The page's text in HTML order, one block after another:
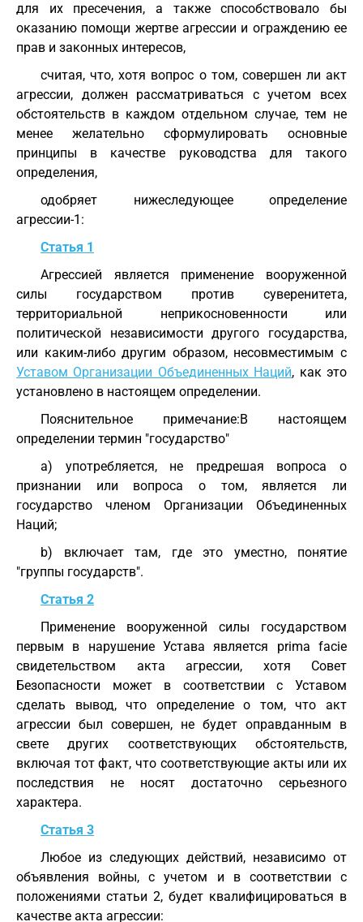
для их пресечения, а также способствовало бы
оказанию помощи жертве агрессии и ограждению ее
прав и законных интересов,
считая, что, хотя вопрос о том, совершен ли акт
агрессии, должен рассматриваться с учетом всех
обстоятельств в каждом отдельном случае, тем не
менее желательно сформулировать основные
принципы в качестве руководства для такого
определения,
одобряет нижеследующее определение
агрессии-1:
Статья 1
Агрессией является применение вооруженной
силы государством против суверенитета,
территориальной неприкосновенности или
политической независимости другого государства,
или каким-либо другим образом, несовместимым с
Уставом Организации Объединенных Наций, как это
установлено в настоящем определении.
Пояснительное примечание:В настоящем
определении термин "государство"
а) употребляется, не предрешая вопроса о
признании или вопроса о том, является ли
государство членом Организации Объединенных
Наций;
b) включает там, где это уместно, понятие
"группы государств".
Статья 2
Применение вооруженной силы государством
первым в нарушение Устава является prima facie
свидетельством акта агрессии, хотя Совет
Безопасности может в соответствии с Уставом
сделать вывод, что определение о том, что акт
агрессии был совершен, не будет оправданным в
свете других соответствующих обстоятельств,
включая тот факт, что соответствующие акты или их
последствия не носят достаточно серьезного
характера.
Статья 3
Любое из следующих действий, независимо от
объявления войны, с учетом и в соответствии с
положениями статьи 2, будет квалифицироваться в
качестве акта агрессии: